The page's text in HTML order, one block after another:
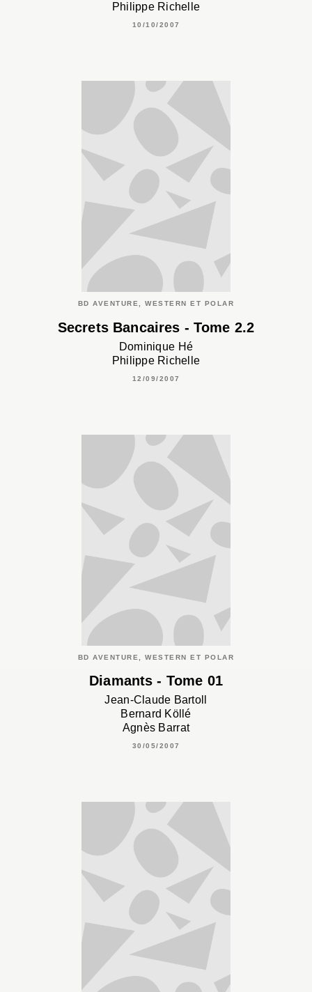
Philippe Richelle
10/10/2007
BD AVENTURE, WESTERN ET POLAR
Secrets Bancaires - Tome 2.2
Dominique Hé
Philippe Richelle
12/09/2007
BD AVENTURE, WESTERN ET POLAR
Diamants - Tome 01
Jean-Claude Bartoll
Bernard Köllé
Agnès Barrat
30/05/2007